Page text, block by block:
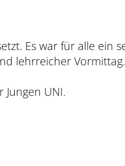
abwechslungsreicher und lehrreicher Vormittag.
Jungen UNI.